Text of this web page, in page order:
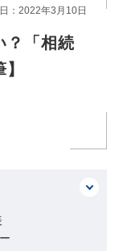
？「相続
：2022年3月10日